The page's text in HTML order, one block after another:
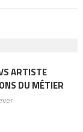
ARTISTE
DU MÉTIER